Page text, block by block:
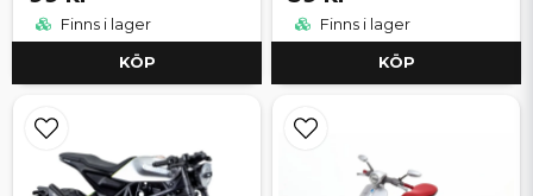
Finns i lager
KÖP
Finns i lager
KÖP